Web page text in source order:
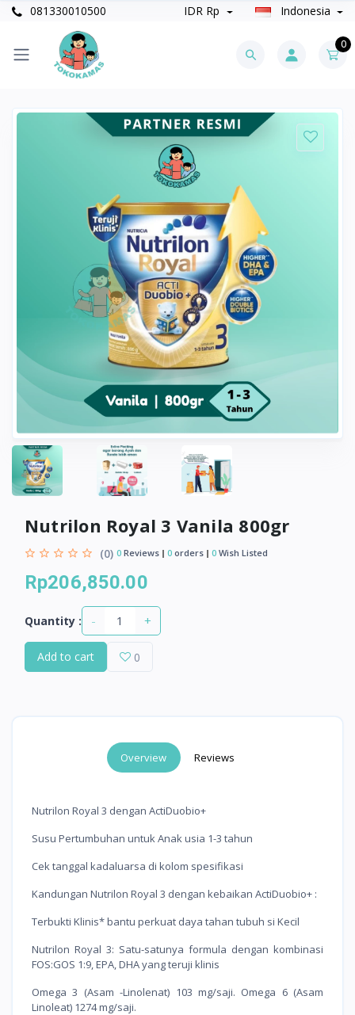
081330010500 IDR Rp Indonesia
0
Nutrilon Royal 3 Vanila 800gr
(0) 0 Reviews 0 orders 0 Wish Listed
Rp206,850.00
Quantity : - +
Add to cart 0
Overview Reviews
Nutrilon Royal 3 dengan ActiDuobio+
Susu Pertumbuhan untuk Anak usia 1-3 tahun
Cek tanggal kadaluarsa di kolom spesifikasi
Kandungan Nutrilon Royal 3 dengan kebaikan ActiDuobio+ :
Terbukti Klinis* bantu perkuat daya tahan tubuh si Kecil
Nutrilon Royal 3: Satu-satunya formula dengan kombinasi
FOS:GOS 1:9, EPA, DHA yang teruji klinis
Omega 3 (Asam -Linolenat) 103 mg/saji. Omega 6 (Asam
Linoleat) 1274 mg/saji.